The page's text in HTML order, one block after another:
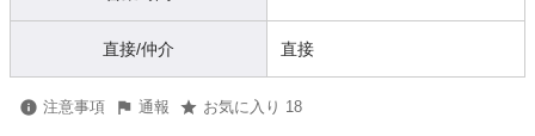
直接/仲介 直接
注意事項 通報 お気に入り 18